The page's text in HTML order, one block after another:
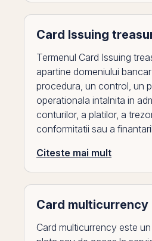
Card Issuing
Termenul Card Issuing
apartine domeniului
procedura, un control, un
operationala intalnita in
conturilor, a platilor, a
conformitatii sau a
Citeste mai mult
Card multicurrency
Card multicurrency este